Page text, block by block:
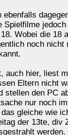
ebenfalls
Spielfilme
Wobei die 18
noch nicht
auch hier, liest
Eltern nicht
stellen den PC
nur noch
gleiche wie
der 13te, div
werden.